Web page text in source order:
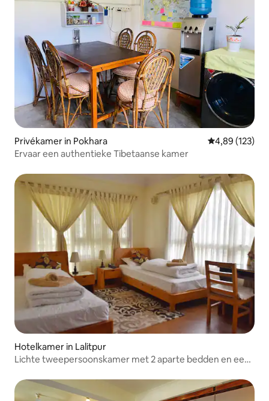
Privékamer in Pokhara Gemiddelde
4,89 (123)
Ervaar een authentieke Tibetaanse kamer
Hotelkamer in Lalitpur
Lichte tweepersoonskamer met 2 aparte bedden en een